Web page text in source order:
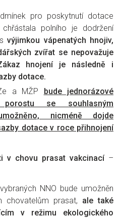
pro poskytnutí dotace
polního je dodržení
výjimkou vápenatých hnojiv,
zvířat se nepovažuje
hnojení je následně i
dotace.
a MŽP bude jednorázové
se souhlasným
nicméně dojde
dotace v roce přihnojení
v chovu prasat vakcinací –
NNO bude umožněn
chovatelům prasat, ale také
v režimu ekologického